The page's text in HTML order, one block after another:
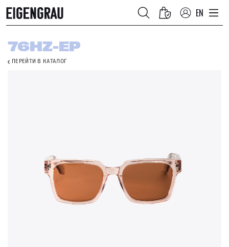
EN
76HZ-EP
ПЕРЕЙТИ В КАТАЛОГ